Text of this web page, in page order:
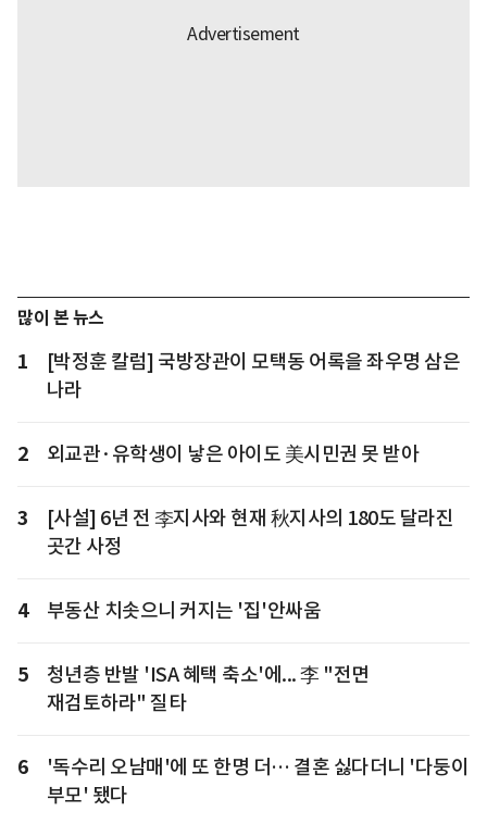
많이 본 뉴스
1
[박정훈 칼럼] 국방장관이 모택동 어록을 좌우명 삼은
나라
2 외교관·유학생이 낳은 아이도 美시민권 못 받아
3
[사설] 6년 전 李지사와 현재 秋지사의 180도 달라진
곳간 사정
4 부동산 치솟으니 커지는 '집'안싸움
5
청년층 반발 'ISA 혜택 축소'에... 李 "전면
재검토하라" 질타
6
'독수리 오남매'에 또 한명 더… 결혼 싫다더니 '다둥이
부모' 됐다